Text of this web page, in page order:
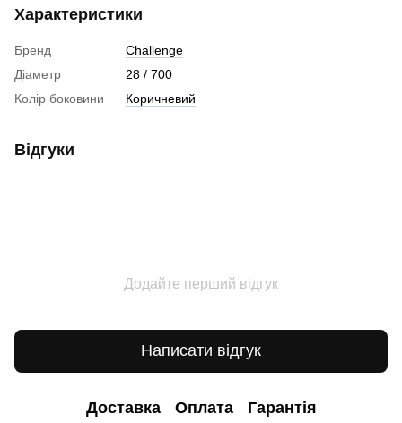
Характеристики
Бренд
Challenge
Діаметр
28 / 700
Колір боковини
Коричневий
Відгуки
Додайте перший відгук
Написати відгук
Доставка Оплата Гарантія